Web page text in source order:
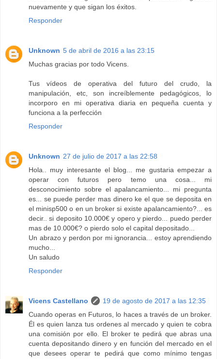
nuevamente y que sigan los éxitos.
Responder
Unknown 5 de abril de 2016 a las 23:15
Muchas gracias por todo Vicens.
Tus vídeos de operativa del futuro del crudo, la
manipulación, etc, son increíblemente pedagógicos, lo
incorporo en mi operativa diaria en pequeña cuenta y
funciona a la perfección
Responder
Unknown 27 de julio de 2017 a las 22:58
Hola.. muy interesante el blog... me gustaria empezar a
operar con futuros pero temo una cosa... mi
desconocimiento sobre el apalancamiento... mi pregunta
es... se puede perder mas dinero ke el que se deposita en
el minisp500 o en un broker si existe apalancamiento?... es
decir.. si deposito 10.000€ y opero y pierdo... puedo perder
mas de 10.000€? o pierdo solo el capital depositado...
Un abrazo y perdon por mi ignorancia... estoy aprendiendo
mucho...
Un saludo
Responder
Vicens Castellano
19 de agosto de 2017 a las 12:35
Cuando operas en Futuros, lo haces a través de un broker.
Él es quien lanza tus ordenes al mercado y quien te cobra
una comisión por ello. El broker te pedirá que abras una
cuenta depositando dinero y en función del mercado en el
que desees operar te pedirá que como mínimo tengas